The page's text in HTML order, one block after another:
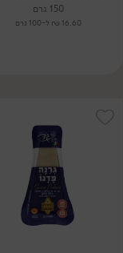
150 גרם
16.60 ₪ ל-100 גרם